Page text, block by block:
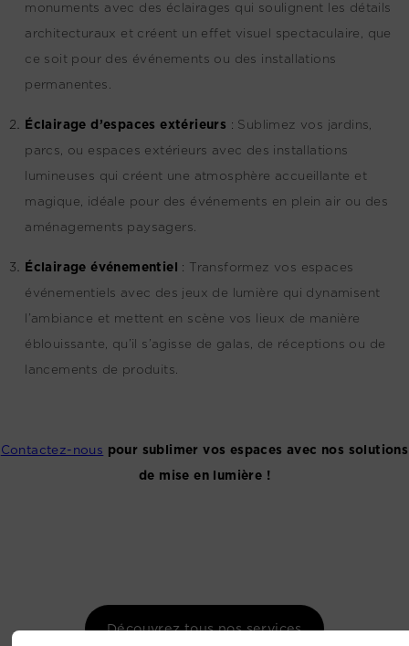
monuments avec des éclairages qui soulignent les détails
architecturaux et créent un effet visuel spectaculaire, que
ce soit pour des événements ou des installations
permanentes.
Éclairage d’espaces extérieurs : Sublimez vos jardins,
parcs, ou espaces extérieurs avec des installations
lumineuses qui créent une atmosphère accueillante et
magique, idéale pour des événements en plein air ou des
aménagements paysagers.
Éclairage événementiel : Transformez vos espaces
événementiels avec des jeux de lumière qui dynamisent
l’ambiance et mettent en scène vos lieux de manière
éblouissante, qu’il s’agisse de galas, de réceptions ou de
lancements de produits.
Contactez-nous pour sublimer vos espaces avec nos solutions
de mise en lumière !
Découvrez tous nos services